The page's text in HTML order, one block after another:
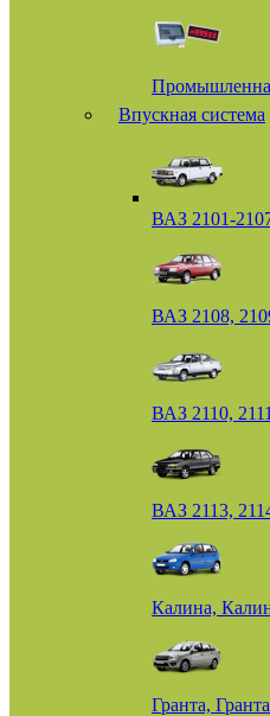
Впускная система
ВАЗ 2101-
ВАЗ 2108,
ВАЗ 2110,
ВАЗ 2113,
Калина,
Гранта,